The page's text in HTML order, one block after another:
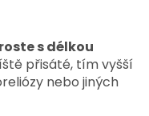
s délkou
přisáté, tím vyšší
nebo jiných